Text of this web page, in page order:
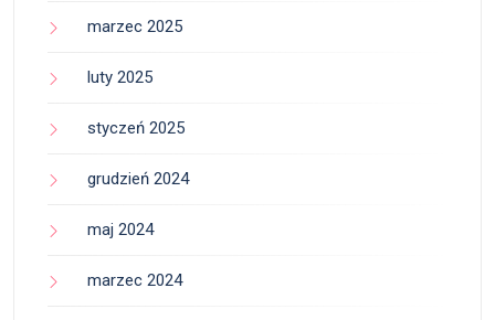
marzec 2025
luty 2025
styczeń 2025
grudzień 2024
maj 2024
marzec 2024